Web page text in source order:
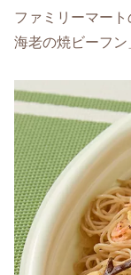
ファミリーマート
海老の焼ビーフン